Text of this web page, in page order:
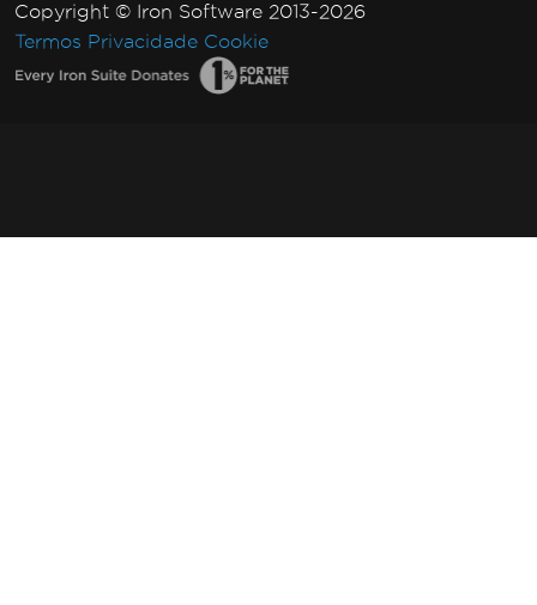
Copyright © Iron Software 2013-2026
Termos Privacidade Cookie